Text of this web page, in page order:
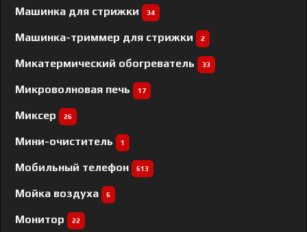
Машинка для стрижки 34
Машинка-триммер для стрижки 2
Микатермический обогреватель 33
Микроволновая печь 17
Миксер 26
Мини-очиститель 1
Мобильный телефон 613
Мойка воздуха 6
Монитор 22